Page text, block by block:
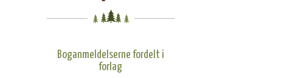
Boganmeldelserne fordelt i
forlag